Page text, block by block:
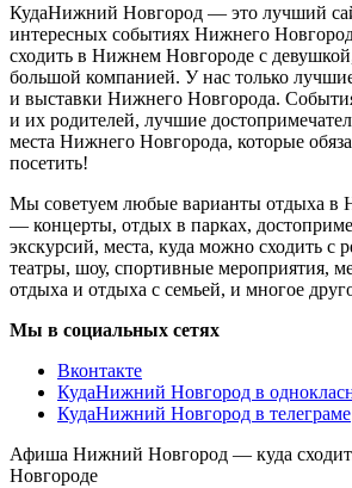
КудаНижний Новгород — это лучший
интересных событиях Нижнего
сходить в Нижнем Новгороде с
большой компанией. У нас только
и выставки Нижнего Новгорода.
и их родителей, лучшие
места Нижнего Новгорода, которые
посетить!
Мы советуем любые варианты отдыха в
— концерты, отдых в парках,
экскурсий, места, куда можно сходить с
театры, шоу, спортивные мероприятия,
отдыха и отдыха с семьей, и многое
Мы в социальных сетях
Вконтакте
КудаНижний Новгород в
КудаНижний Новгород в телеграме
Афиша Нижний Новгород — куда
Новгороде